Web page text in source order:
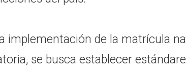
implementación de la matrícula
se busca establecer